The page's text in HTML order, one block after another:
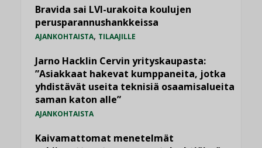
Bravida sai LVI-urakoita koulujen
perusparannushankkeissa
AJANKOHTAISTA, TILAAJILLE
Jarno Hacklin Cervin yrityskaupasta:
”Asiakkaat hakevat kumppaneita, jotka
yhdistävät useita teknisiä osaamisalueita
saman katon alle”
AJANKOHTAISTA
Kaivamattomat menetelmät